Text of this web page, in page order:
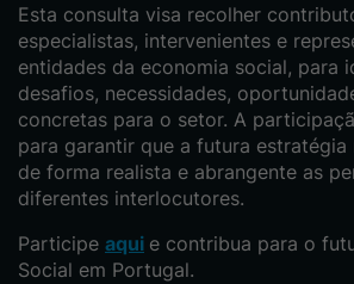
Esta consulta visa recolher
especialistas, intervenientes e
entidades da economia social, para
desafios, necessidades,
concretas para o setor. A
para garantir que a futura
de forma realista e abrangente as
diferentes interlocutores.
Participe aqui e contribua para o
Social em Portugal.